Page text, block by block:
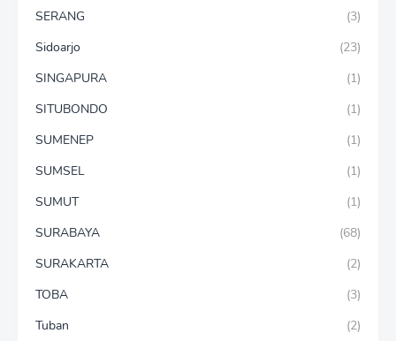
SERANG
(3)
Sidoarjo
(23)
SINGAPURA
(1)
SITUBONDO
(1)
SUMENEP
(1)
SUMSEL
(1)
SUMUT
(1)
SURABAYA
(68)
SURAKARTA
(2)
TOBA
(3)
Tuban
(2)